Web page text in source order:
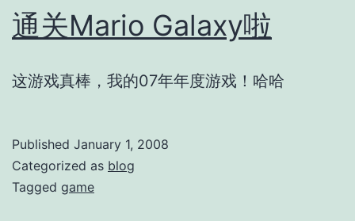
通关Mario Galaxy啦
这游戏真棒，我的07年年度游戏！哈哈
Published January 1, 2008
Categorized as blog
Tagged game